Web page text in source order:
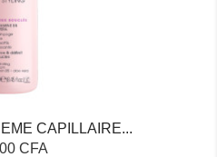
CAPILLAIRE...
CFA